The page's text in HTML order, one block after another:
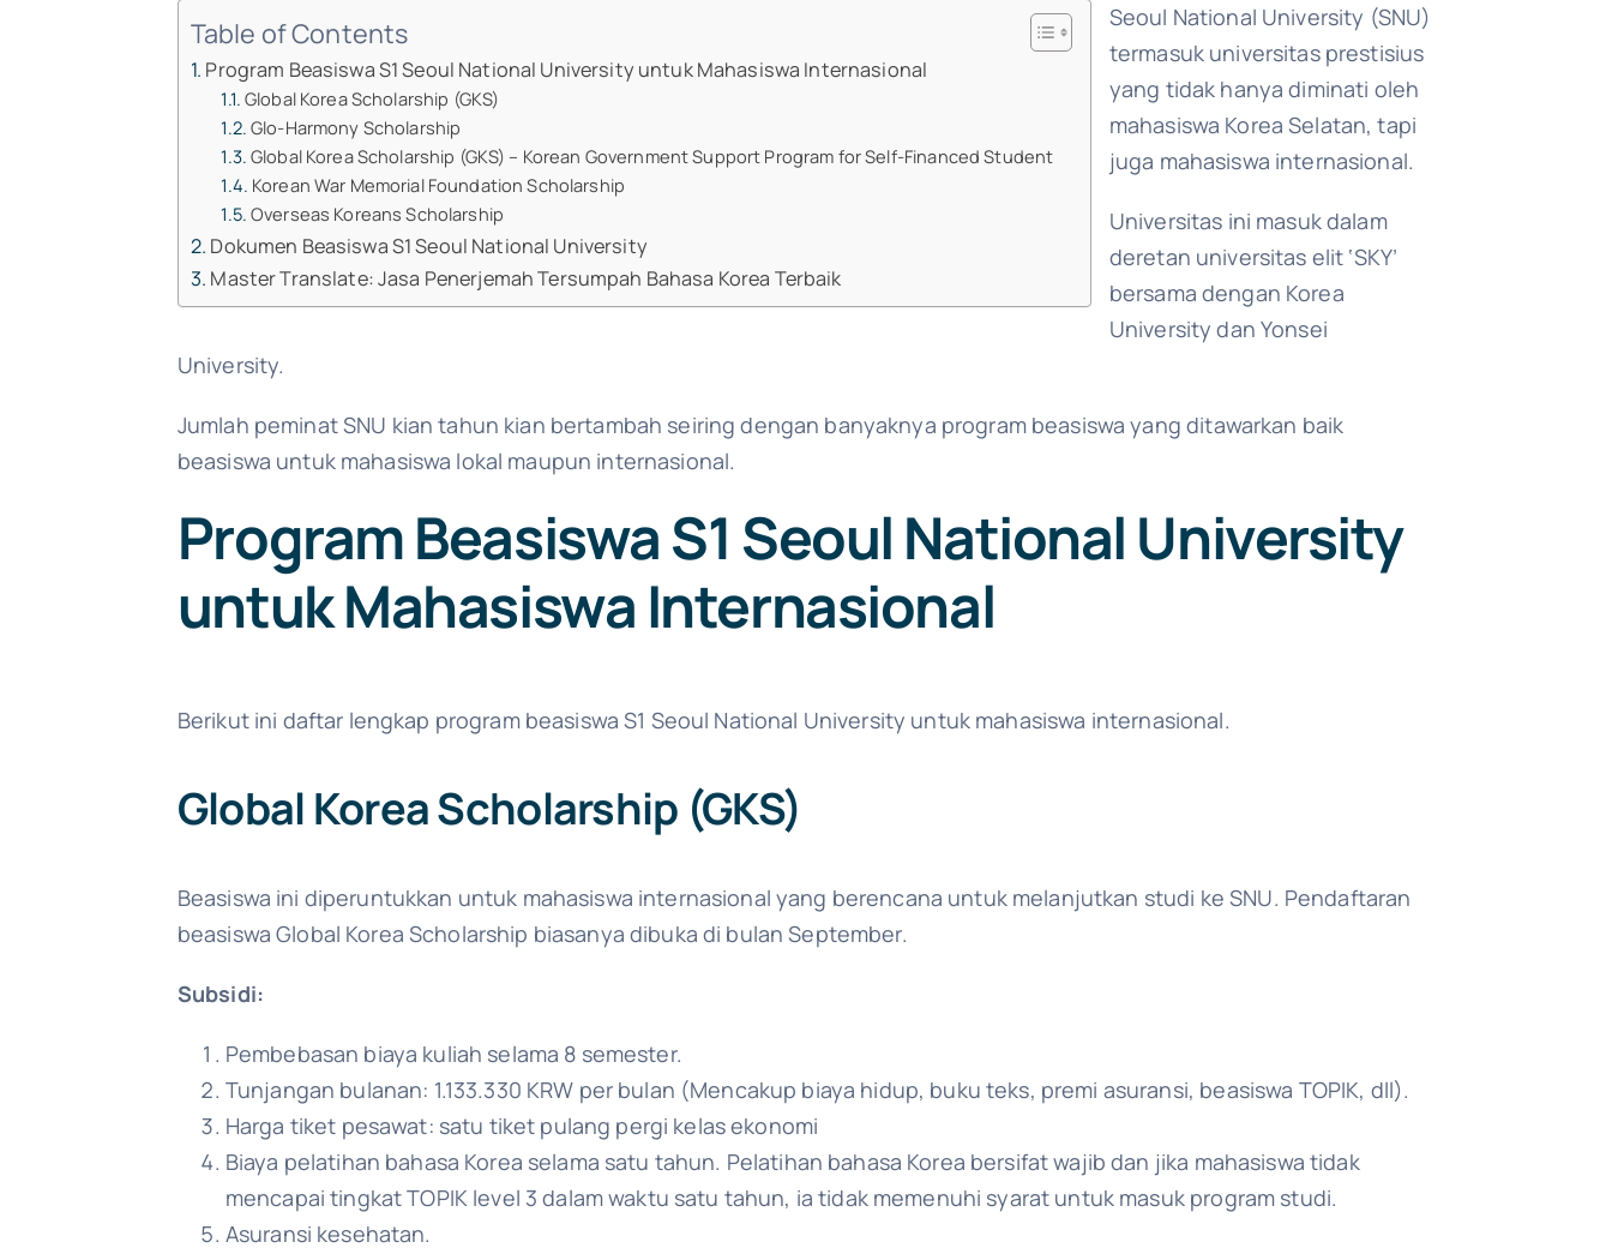
Table of Contents
Program Beasiswa S1 Seoul National University untuk Mahasiswa Internasional
Global Korea Scholarship (GKS)
Glo-Harmony Scholarship
Global Korea Scholarship (GKS) – Korean Government Support Program for Self-Financed Student
Korean War Memorial Foundation Scholarship
Overseas Koreans Scholarship
Dokumen Beasiswa S1 Seoul National University
Master Translate: Jasa Penerjemah Tersumpah Bahasa Korea Terbaik
Seoul National University (SNU)
termasuk universitas prestisius
yang tidak hanya diminati oleh
mahasiswa Korea Selatan, tapi
juga mahasiswa internasional.
Universitas ini masuk dalam
deretan universitas elit ‘SKY’
bersama dengan Korea
University dan Yonsei
University.
Jumlah peminat SNU kian tahun kian bertambah seiring dengan banyaknya program beasiswa yang ditawarkan baik
beasiswa untuk mahasiswa lokal maupun internasional.
Program Beasiswa S1 Seoul National University
untuk Mahasiswa Internasional
Berikut ini daftar lengkap program beasiswa S1 Seoul National University untuk mahasiswa internasional.
Global Korea Scholarship (GKS)
Beasiswa ini diperuntukkan untuk mahasiswa internasional yang berencana untuk melanjutkan studi ke SNU. Pendaftaran
beasiswa Global Korea Scholarship biasanya dibuka di bulan September.
Subsidi:
Pembebasan biaya kuliah selama 8 semester.
Tunjangan bulanan: 1.133.330 KRW per bulan (Mencakup biaya hidup, buku teks, premi asuransi, beasiswa TOPIK, dll).
Harga tiket pesawat: satu tiket pulang pergi kelas ekonomi
Biaya pelatihan bahasa Korea selama satu tahun. Pelatihan bahasa Korea bersifat wajib dan jika mahasiswa tidak
mencapai tingkat TOPIK level 3 dalam waktu satu tahun, ia tidak memenuhi syarat untuk masuk program studi.
Asuransi kesehatan.